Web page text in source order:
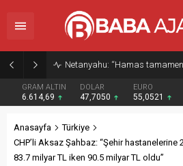
GRAM ALTIN
6.614,69
DOLAR
47,7050
EURO
55,0521
Anasayfa
Türkiye
CHP’li Aksaz Şahbaz: “Şehir hastanelerine
83.7 milyar TL iken 90.5 milyar TL oldu”